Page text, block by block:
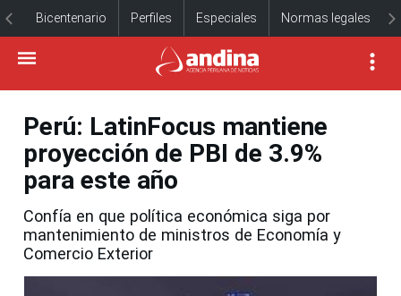
Bicentenario Perfiles Especiales Normas legales
Perú: LatinFocus mantiene
proyección de PBI de 3.9%
para este año
Confía en que política económica siga por
mantenimiento de ministros de Economía y
Comercio Exterior